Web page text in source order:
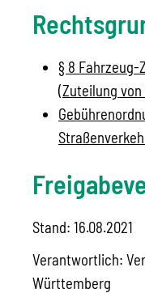
§ 8 Fahrzeug-
(Zuteilung
Stand: 16.08.2021
Verantwortlich:
Württemberg